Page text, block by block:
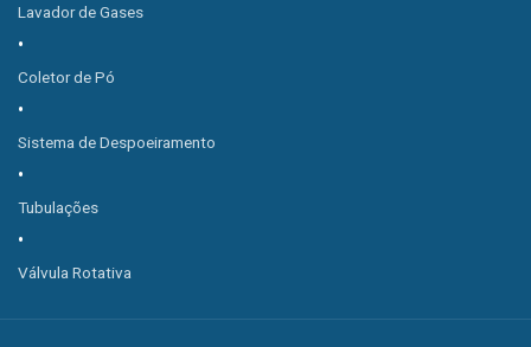
Lavador de Gases
Coletor de Pó
Sistema de Despoeiramento
Tubulações
Válvula Rotativa